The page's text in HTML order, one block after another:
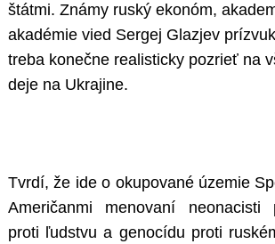
štátmi. Známy ruský ekonóm,
akadémie vied Sergej Glazjev
treba konečne realisticky pozrieť na
deje na Ukrajine.
Tvrdí, že ide o okupované územie
Američanmi menovaní neonacisti
proti ľudstvu a genocídu proti